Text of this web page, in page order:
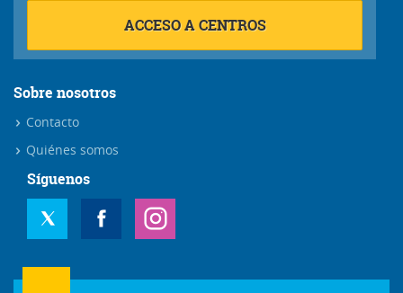
ACCESO A CENTROS
Sobre nosotros
Contacto
Quiénes somos
Síguenos